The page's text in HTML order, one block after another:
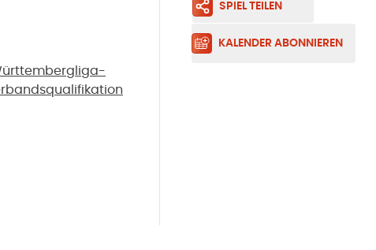
SPIEL TEILEN
KALENDER ABONNIEREN